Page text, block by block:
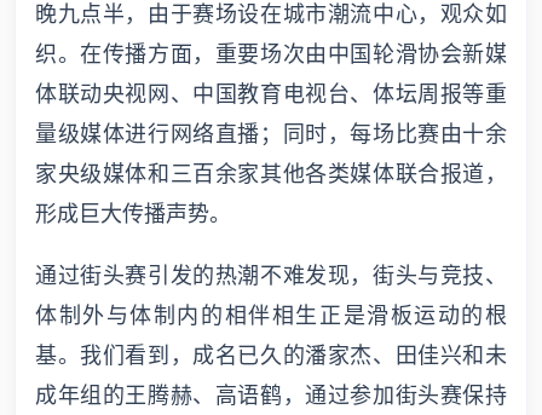
晚九点半，由于赛场设在城市潮流中心，观众如
织。在传播方面，重要场次由中国轮滑协会新媒
体联动央视网、中国教育电视台、体坛周报等重
量级媒体进行网络直播；同时，每场比赛由十余
家央级媒体和三百余家其他各类媒体联合报道，
形成巨大传播声势。
通过街头赛引发的热潮不难发现，街头与竞技、
体制外与体制内的相伴相生正是滑板运动的根
基。我们看到，成名已久的潘家杰、田佳兴和未
成年组的王腾赫、高语鹤，通过参加街头赛保持